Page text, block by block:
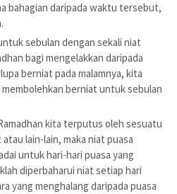
bahagian daripada waktu tersebut,
sebulan dengan sekali niat
bagi mengelakkan daripada
berniat pada malamnya, kita
berniat untuk sebulan
kita terputus oleh sesuatu
lain-lain, maka niat puasa
untuk hari-hari puasa yang
diperbaharui niat setiap hari
yang menghalang daripada puasa